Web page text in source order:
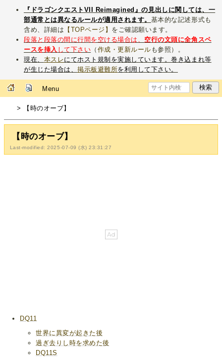
『ドラゴンクエストVII Reimagined』の見出しに関しては、一
部通常とは異なるルールが適用されます。 基本的な記述形式も
含め、詳細は 【TOPページ】 をご確認願います。
段落と段落の間に行間を空ける場合は、 空行の文頭に全角スペ
ースを挿入 して下さい （ 作成・更新ルール も参照）。
現在、 本スレにてホスト規制を実施しています。巻き込まれ等
が生じた場合は、掲示板避難所を利用して下さい。
Menu
> 【時のオーブ】
【時のオーブ】
Last-modified: 2025-07-09 (水) 23:31:27
DQ11
世界に異変が起きた後
過ぎ去りし時を求めた後
DQ11S